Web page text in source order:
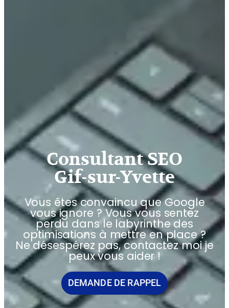
Consultant SEO
Gif-sur-Yvette
Vous êtes convaincu que Google
vous ignore ? Vous vous sentez
perdu dans le labyrinthe des
optimisations à mettre en place ?
Ne désespérez pas, contactez moi je
peux vous aider !
DEMANDE DE RAPPEL